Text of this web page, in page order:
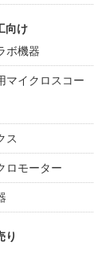
向け
ボ機器
マイクロスコー
ス
ロモーター
り